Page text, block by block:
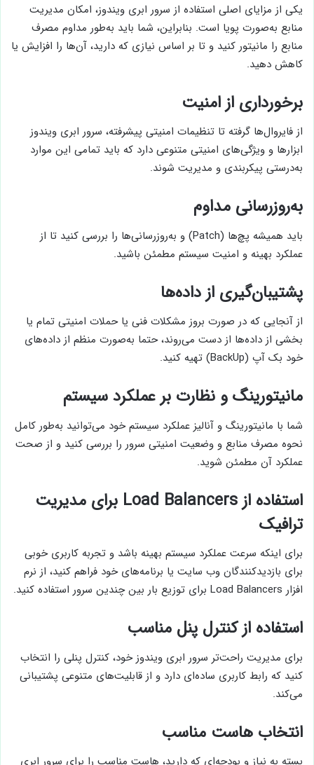
یکی از مزایای اصلی استفاده از سرور ابری ویندوز، امکان مدیریت
منابع به‌صورت پویا است. بنابراین، شما باید به‌طور مداوم مصرف
منابع را مانیتور کنید و تا بر اساس نیازی که دارید، آن‌ها را افزایش یا
کاهش دهید.
برخورداری از امنیت
از فایروال‌ها گرفته تا تنظیمات امنیتی پیشرفته، سرور ابری ویندوز
ابزارها و ویژگی‌های امنیتی متنوعی دارد که باید تمامی این موارد
به‌درستی پیکربندی و مدیریت شوند.
به‌روزرسانی مداوم
باید همیشه پچ‌ها (Patch) و به‌روزرسانی‌ها را بررسی کنید تا از
عملکرد بهینه و امنیت سیستم مطمئن باشید.
پشتیبان‌گیری از داده‌ها
از‌ آنجایی که در صورت بروز مشکلات فنی یا حملات امنیتی تمام یا
بخشی از داده‌ها از دست می‌روند، حتما به‌صورت منظم از داده‌های
خود بک آپ (BackUp) تهیه کنید.
مانیتورینگ و نظارت بر عملکرد سیستم
شما با مانیتورینگ و آنالیز عملکرد سیستم خود می‌توانید به‌طور کامل
نحوه مصرف منابع و وضعیت امنیتی سرور را بررسی کنید و از صحت
عملکرد آن مطمئن شوید.
استفاده از Load Balancers برای مدیریت
ترافیک
برای اینکه سرعت عملکرد سیستم بهینه باشد و تجربه کاربری خوبی
برای بازدیدکنندگان وب سایت یا برنامه‌های خود فراهم کنید، از نرم
افزار Load Balancers برای توزیع بار بین چندین سرور استفاده کنید.
استفاده از کنترل پنل مناسب
برای مدیریت راحت‌تر سرور ابری ویندوز خود، کنترل پنلی را انتخاب
کنید که رابط کاربری ساده‌ای دارد و از قابلیت‌های متنوعی پشتیبانی
می‌کند.
انتخاب هاست مناسب